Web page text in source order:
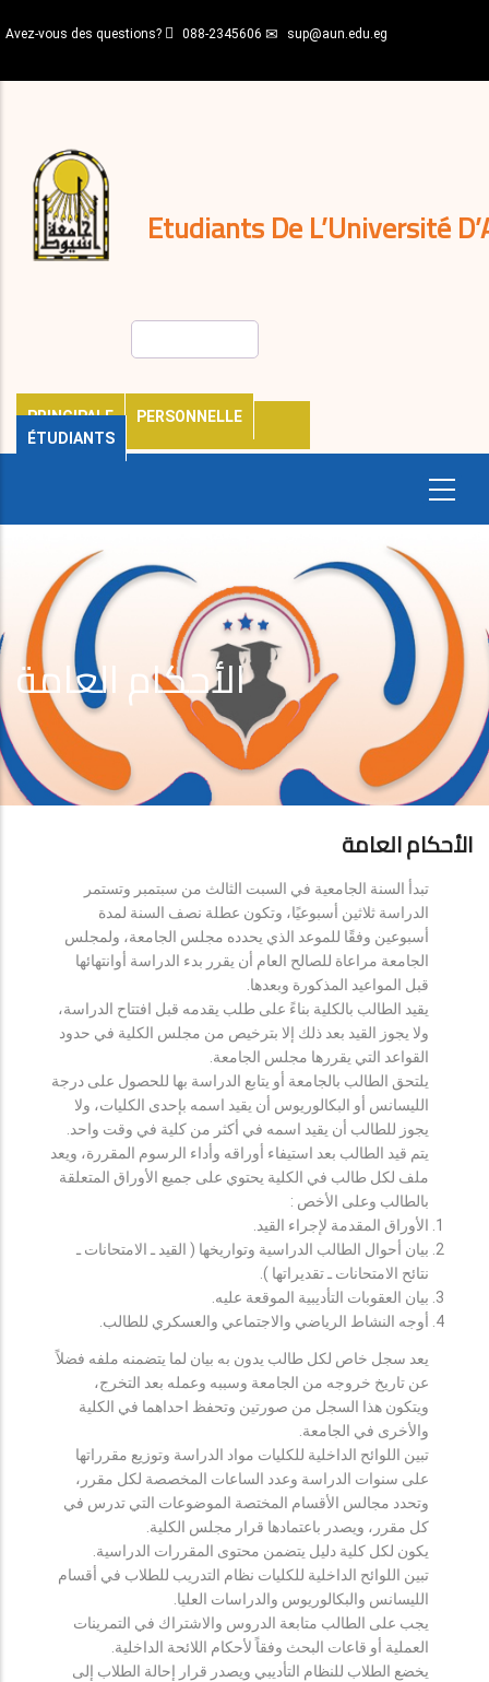
au
principal
Avez-vous des questions? 088-2345606 sup@aun.edu.eg
Etudiants De L’Université
PRINCIPALE
PERSONNELLE
ÉTUDIANTS
décisions
Expatriés
Journal
الأحكام العامة
الأحكام العامة
تبدأ السنة الجامعية في السبت الثالث من سبتمبر وتستمر
الدراسة ثلاثين أسبوعيًا، وتكون عطلة نصف السنة لمدة
أسبوعين وفقًا للموعد الذي يحدده مجلس الجامعة، ولمجلس
الجامعة مراعاة للصالح العام أن يقرر بدء الدراسة أوانتهائها
قبل المواعيد المذكورة وبعدها.
يقيد الطالب بالكلية بناءً على طلب يقدمه قبل افتتاح الدراسة،
ولا يجوز القيد بعد ذلك إلا بترخيص من مجلس الكلية في حدود
القواعد التي يقررها مجلس الجامعة.
يلتحق الطالب بالجامعة أو يتابع الدراسة بها للحصول على درجة
الليسانس أو البكالوريوس أن يقيد اسمه بإحدى الكليات، ولا
يجوز للطالب أن يقيد اسمه في أكثر من كلية في وقت واحد.
يتم قيد الطالب بعد استيفاء أوراقه وأداء الرسوم المقررة، ويعد
ملف لكل طالب في الكلية يحتوي على جميع الأوراق المتعلقة
بالطالب وعلى الأخص :
الأوراق المقدمة لإجراء القيد.
بيان أحوال الطالب الدراسية وتواريخها ( القيد ـ الامتحانات ـ
نتائح الامتحانات ـ تقديراتها ).
بيان العقوبات التأديبية الموقعة عليه.
أوجه النشاط الرياضي والاجتماعي والعسكري للطالب.
يعد سجل خاص لكل طالب يدون به بيان لما يتضمنه ملفه فضلاً
عن تاريخ خروجه من الجامعة وسببه وعمله بعد التخرج،
ويتكون هذا السجل من صورتين وتحفظ احداهما في الكلية
والأخرى في الجامعة.
تبين اللوائح الداخلية للكليات مواد الدراسة وتوزيع مقرراتها
على سنوات الدراسة وعدد الساعات المخصصة لكل مقرر،
وتحدد مجالس الأقسام المختصة الموضوعات التي تدرس في
كل مقرر، ويصدر باعتمادها قرار مجلس الكلية.
يكون لكل كلية دليل يتضمن محتوى المقررات الدراسية.
تبين اللوائح الداخلية للكليات نظام التدريب للطلاب في أقسام
الليسانس والبكالوريوس والدراسات العليا.
يجب على الطالب متابعة الدروس والاشتراك في التمرينات
العملية أو قاعات البحث وفقاً لأحكام اللائحة الداخلية.
يخضع الطلاب للنظام التأديبي ويصدر قرار إحالة الطلاب إلى